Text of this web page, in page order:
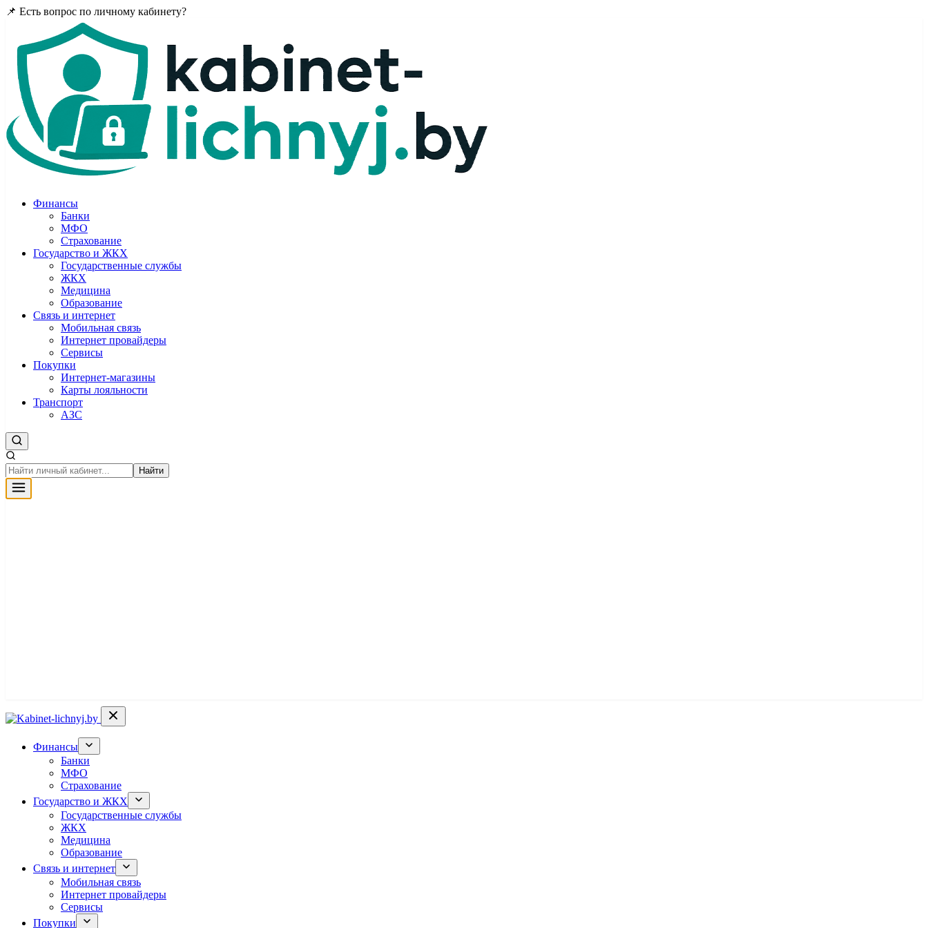
📌 Есть вопрос по личному кабинету?
Финансы
Банки
МФО
Страхование
Государство и ЖКХ
Государственные службы
ЖКХ
Медицина
Образование
Связь и интернет
Мобильная связь
Интернет провайдеры
Сервисы
Покупки
Интернет-магазины
Карты лояльности
Транспорт
АЗС
Найти
Финансы
Банки
МФО
Страхование
Государство и ЖКХ
Государственные службы
ЖКХ
Медицина
Образование
Связь и интернет
Мобильная связь
Интернет провайдеры
Сервисы
Покупки